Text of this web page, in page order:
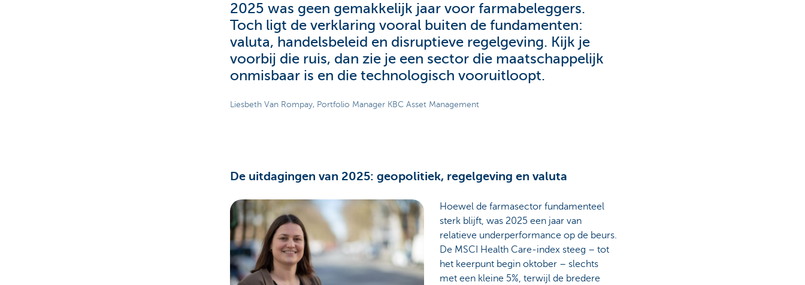
2025 was geen gemakkelijk jaar voor farmabeleggers.
Toch ligt de verklaring vooral buiten de fundamenten:
valuta, handelsbeleid en disruptieve regelgeving. Kijk je
voorbij die ruis, dan zie je een sector die maatschappelijk
onmisbaar is en die technologisch vooruitloopt.
Liesbeth Van Rompay, Portfolio Manager KBC Asset Management
De uitdagingen van 2025: geopolitiek, regelgeving en valuta
Hoewel de farmasector fundamenteel
sterk blijft, was 2025 een jaar van
relatieve underperformance op de beurs.
De MSCI Health Care-index steeg – tot
het keerpunt begin oktober – slechts
met een kleine 5%, terwijl de bredere